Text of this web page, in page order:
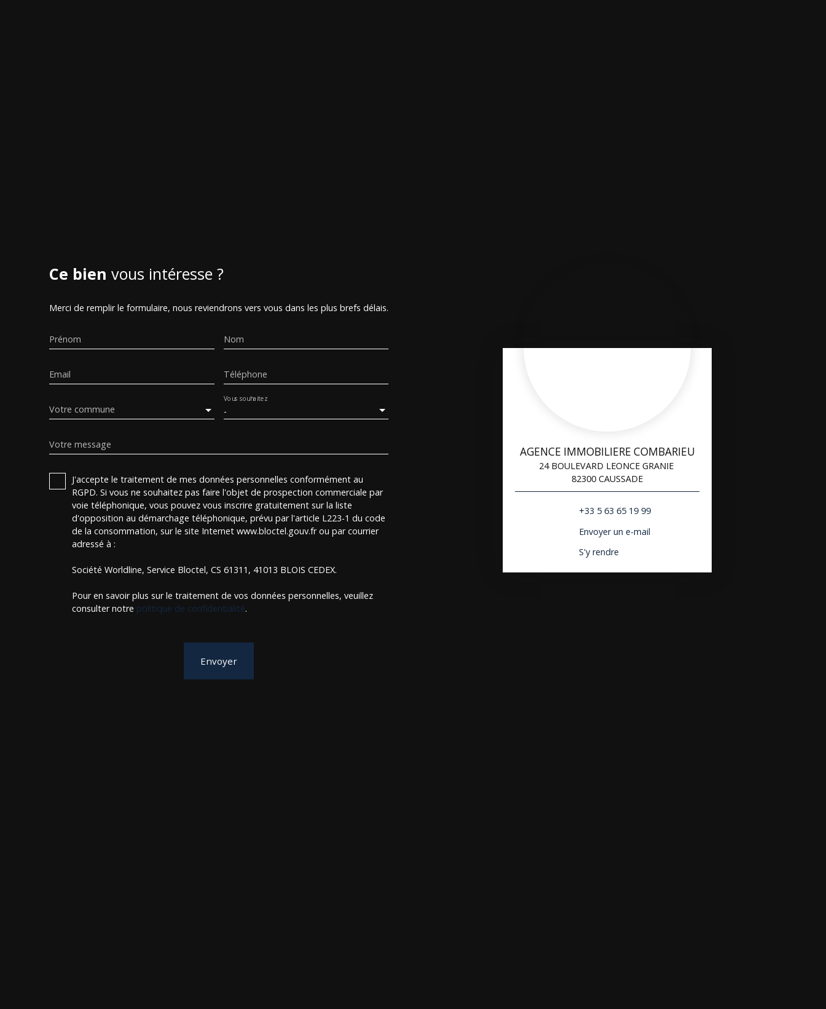
Ce bien vous intéresse ?
Merci de remplir le formulaire, nous reviendrons vers vous dans les plus brefs délais.
Prénom Nom
Email Téléphone
Votre commune -
Vous souhaitez
Votre message
J'accepte le traitement de mes données personnelles conformément au
RGPD. Si vous ne souhaitez pas faire l'objet de prospection commerciale par
voie téléphonique, vous pouvez vous inscrire gratuitement sur la liste
d'opposition au démarchage téléphonique, prévu par l'article L223-1 du code
de la consommation, sur le site Internet www.bloctel.gouv.fr ou par courrier
adressé à :
Société Worldline, Service Bloctel, CS 61311, 41013 BLOIS CEDEX.
Pour en savoir plus sur le traitement de vos données personnelles, veuillez
consulter notre politique de confidentialité.
Envoyer
AGENCE IMMOBILIERE COMBARIEU
24 BOULEVARD LEONCE GRANIE
82300 CAUSSADE
+33 5 63 65 19 99
Envoyer un e-mail
S'y rendre